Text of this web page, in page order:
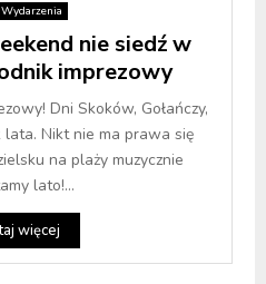
Wydarzenia
nie siedź w
imprezowy
Dni Skoków, Gołańczy,
Nikt nie ma prawa się
na plaży muzycznie
lato!...
więcej